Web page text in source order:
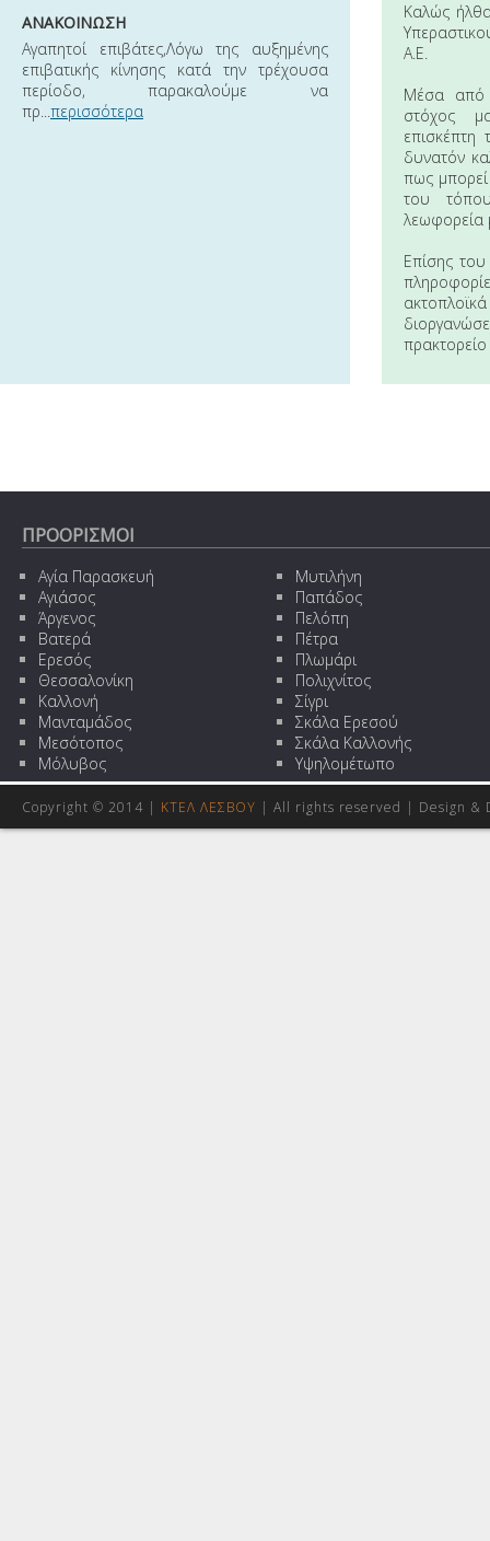
ΑΝΑΚΟΙΝΩΣΗ
Αγαπητοί επιβάτες,Λόγω της αυξημένης
επιβατικής κίνησης κατά την τρέχουσα
περίοδο, παρακαλούμε να
πρ...περισσότερα
Καλώς
Α.Ε.
Μέσα από
στόχος
δυνατόν
πως μπορεί
του
λεωφορεία
Επίσης
ΠΡΟΟΡΙΣΜΟΙ
Αγία Παρασκευή
Αγιάσος
Άργενος
Βατερά
Ερεσός
Θεσσαλονίκη
Καλλονή
Μανταμάδος
Μεσότοπος
Μόλυβος
Μυτιλήνη
Παπάδος
Πελόπη
Πέτρα
Πλωμάρι
Πολιχνίτος
Σίγρι
Σκάλα Ερεσού
Σκάλα Καλλονής
Υψηλομέτωπο
Copyright © 2014 | ΚΤΕΛ ΛΕΣΒΟΥ | All rights reserved | Design &